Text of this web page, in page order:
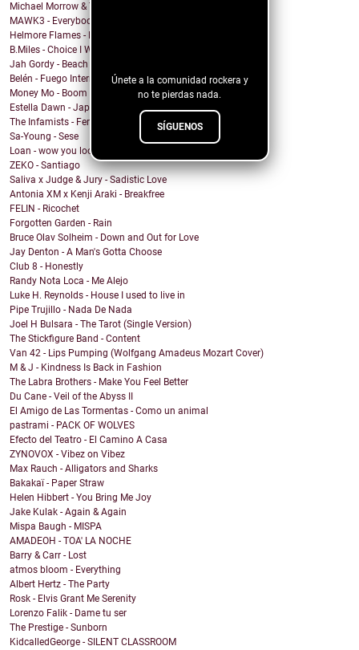
Únete a la comunidad rockera y
no te pierdas nada.
SÍGUENOS
Michael Morrow & The Culprits - La Cruda
MAWK3 - Everybody Wants To Be You
Helmore Flames - Moonjoy
B.Miles - Choice I Would Choose
Jah Gordy - Beach Front Condo
Belén - Fuego Interno
Money Mo - Boom Boom
Estella Dawn - Japanese Boots
The Infamists - Feral Noises and Amphetamines
Sa-Young - Sese
Loan - wow you look undiagnosed
ZEKO - Santiago
Saliva x Judge & Jury - Sadistic Love
Antonia XM x Kenji Araki - Breakfree
FELIN - Ricochet
Forgotten Garden - Rain
Bruce Olav Solheim - Down and Out for Love
Jay Denton - A Man's Gotta Choose
Club 8 - Honestly
Randy Nota Loca - Me Alejo
Luke H. Reynolds - House I used to live in
Pipe Trujillo - Nada De Nada
Joel H Bulsara - The Tarot (Single Version)
The Stickfigure Band - Content
Van 42 - Lips Pumping (Wolfgang Amadeus Mozart Cover)
M & J - Kindness Is Back in Fashion
The Labra Brothers - Make You Feel Better
Du Cane - Veil of the Abyss II
El Amigo de Las Tormentas - Como un animal
pastrami - PACK OF WOLVES
Efecto del Teatro - El Camino A Casa
ZYNOVOX - Vibez on Vibez
Max Rauch - Alligators and Sharks
Bakakaï - Paper Straw
Helen Hibbert - You Bring Me Joy
Jake Kulak - Again & Again
Mispa Baugh - MISPA
AMADEOH - TOA' LA NOCHE
Barry & Carr - Lost
atmos bloom - Everything
Albert Hertz - The Party
Rosk - Elvis Grant Me Serenity
Lorenzo Falik - Dame tu ser
The Prestige - Sunborn
KidcalledGeorge - SILENT CLASSROOM